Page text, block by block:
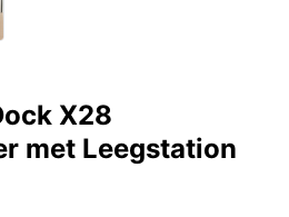
X28
met Leegstation